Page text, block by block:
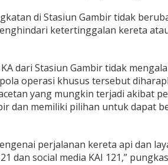
di Stasiun Gambir tidak
ketertinggalan kereta
dari Stasiun Gambir tidak
operasi khusus tersebut
yang mungkin terjadi akibat
dan memiliki pilihan untuk dapat
perjalanan kereta api dan
dan social media KAI 121,”